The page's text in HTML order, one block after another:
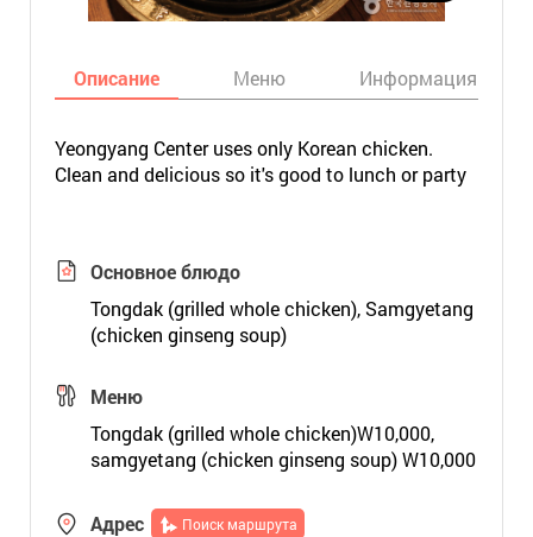
Описание Меню Информация
Yeongyang Center uses only Korean chicken.
Clean and delicious so it's good to lunch or party
Основное блюдо
Tongdak (grilled whole chicken), Samgyetang
(chicken ginseng soup)
Меню
Tongdak (grilled whole chicken)W10,000,
samgyetang (chicken ginseng soup) W10,000
Адрес Поиск маршрута